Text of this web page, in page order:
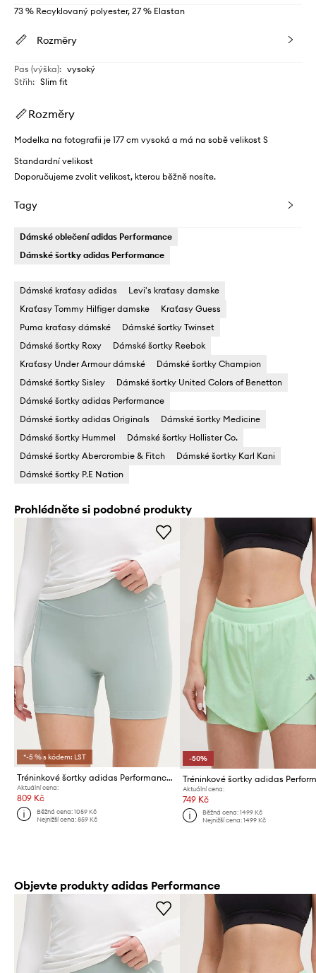
73 % Recyklovaný polyester, 27 % Elastan
Rozměry
Pas (výška): vysoký
Střih: Slim fit
Rozměry
Modelka na fotografii je 177 cm vysoká a má na sobě velikost S
Standardní velikost
Doporučujeme zvolit velikost, kterou běžně nosíte.
Tagy
Dámské oblečení adidas Performance
Dámské šortky adidas Performance
Dámské kraťasy adidas
Levi's kraťasy damske
Kraťasy Tommy Hilfiger damske
Kraťasy Guess
Puma kraťasy dámské
Dámské šortky Twinset
Dámské šortky Roxy
Dámské šortky Reebok
Kraťasy Under Armour dámské
Dámské šortky Champion
Dámské šortky Sisley
Dámské šortky United Colors of Benetton
Dámské šortky adidas Performance
Dámské šortky adidas Originals
Dámské šortky Medicine
Dámské šortky Hummel
Dámské šortky Hollister Co.
Dámské šortky Abercrombie & Fitch
Dámské šortky Karl Kani
Dámské šortky P.E Nation
Prohlédněte si podobné produkty
*-5 % s kódem: LST
Tréninkové šortky adidas Performance Optime
Aktuální cena:
809 Kč
Běžná cena:1059 Kč
Nejnižší cena:859 Kč
-50%
Tréninkové šortky adidas
Aktuální cena:
749 Kč
Běžná cena: 1499 Kč
Nejnižší cena: 1499 Kč
Objevte produkty adidas Performance